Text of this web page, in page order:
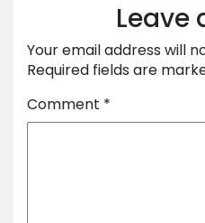
Leave
Your email address will
Required fields are
Comment *